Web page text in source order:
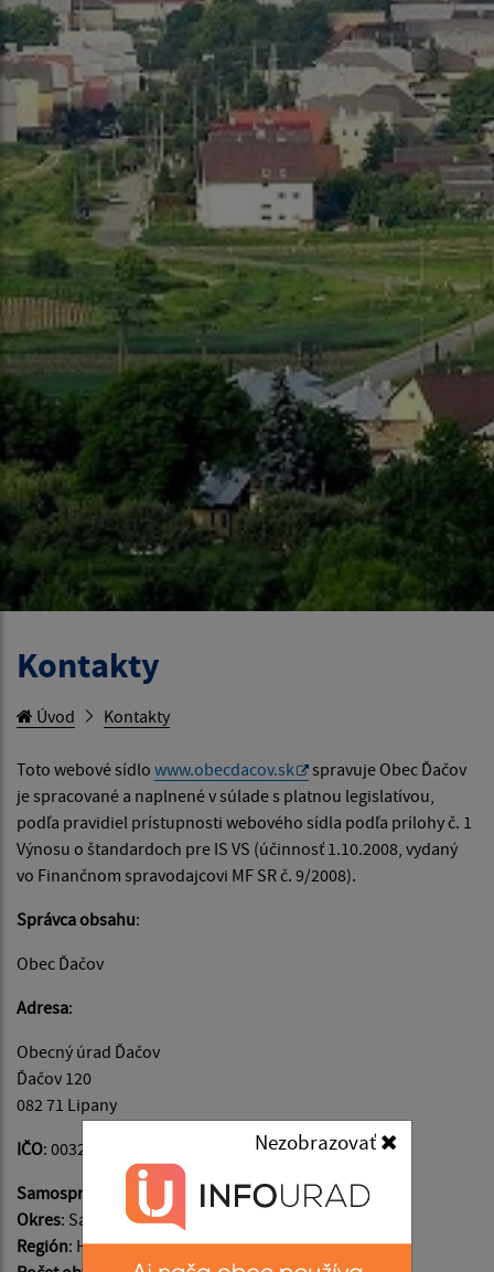
Nezobrazovať
Kontakty
Úvod Kontakty
Toto webové sídlo www.obecdacov.sk
spravuje Obec Ďačov
je spracované a naplnené v súlade s platnou legislatívou,
podľa pravidiel prístupnosti webového sídla podľa prílohy č. 1
Výnosu o štandardoch pre IS VS (účinnosť 1.10.2008, vydaný
vo Finančnom spravodajcovi MF SR č. 9/2008).
Správca obsahu:
Obec Ďačov
Adresa:
Obecný úrad Ďačov
Ďačov 120
082 71 Lipany
IČO: 00326933
Samosprávny kraj
: Prešovský
Okres: Sabinov
Región: Hornotoryský